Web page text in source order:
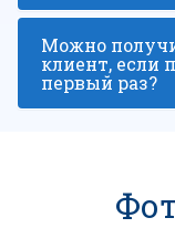
Можно
клиент, если
первый раз?